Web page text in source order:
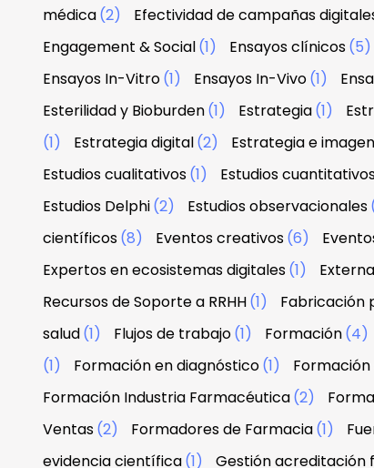
médica(2) Efectividad de campañas
Engagement & Social(1) Ensayos clínicos(5)
Ensayos In-Vitro(1) Ensayos In-Vivo(1)
Esterilidad y Bioburden(1) Estrategia(1)
(1)
Estrategia digital(2) Estrategia e
Estudios cualitativos(1) Estudios
Estudios Delphi(2) Estudios observacionales
científicos(8) Eventos creativos(6)
Expertos en ecosistemas digitales(1)
Recursos de Soporte a RRHH(1) Fabricación
salud(1) Flujos de trabajo(1) Formación(4)
(1)
Formación en diagnóstico(1)
Formación Industria Farmacéutica(2)
Ventas(2) Formadores de Farmacia(1)
evidencia científica(1) Gestión acreditación